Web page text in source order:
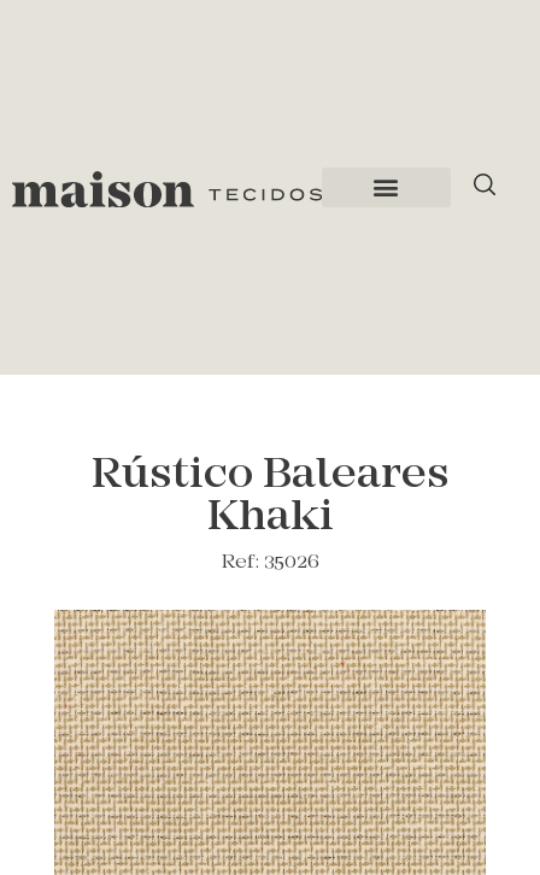
Rústico Baleares
Khaki
Ref: 35026